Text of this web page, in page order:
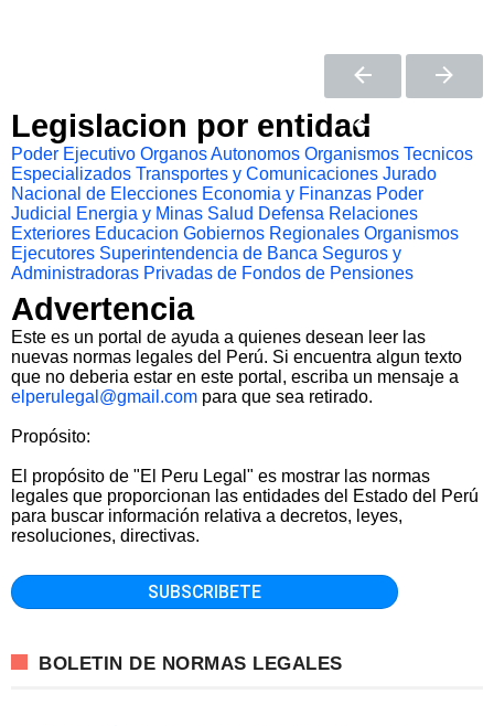
Legislacion por entidad
Poder Ejecutivo Organos Autonomos Organismos Tecnicos
Especializados Transportes y Comunicaciones Jurado
Nacional de Elecciones Economia y Finanzas Poder
Judicial
Energia y Minas Salud Defensa Relaciones
Exteriores Educacion Gobiernos Regionales Organismos
Ejecutores Superintendencia de Banca Seguros y
Administradoras Privadas de Fondos de Pensiones
Advertencia
Este es un portal de ayuda a quienes desean leer las
nuevas normas legales del Perú. Si encuentra algun texto
que no deberia estar en este portal, escriba un mensaje a
elperulegal@gmail.com para que sea retirado.
Propósito:
El propósito de "El Peru Legal" es mostrar las normas
legales que proporcionan las entidades del Estado del Perú
para buscar información relativa a decretos, leyes,
resoluciones, directivas.
BOLETIN DE NORMAS LEGALES